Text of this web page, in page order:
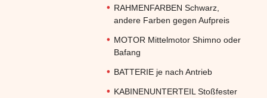
RAHMENFARBEN Schwarz,
andere Farben gegen Aufpreis
MOTOR Mittelmotor Shimno oder
Bafang
BATTERIE je nach Antrieb
KABINENUNTERTEIL Stoßfester